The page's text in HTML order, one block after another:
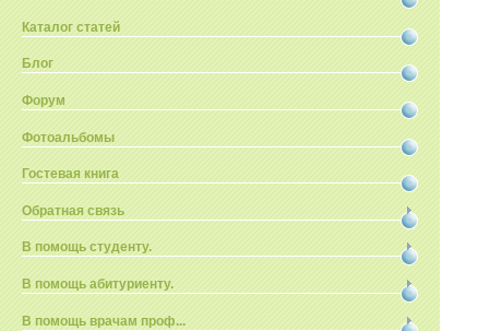
Каталог статей
Блог
Форум
Фотоальбомы
Гостевая книга
Обратная связь
В помощь студенту.
В помощь абитуриенту.
В помощь врачам проф...